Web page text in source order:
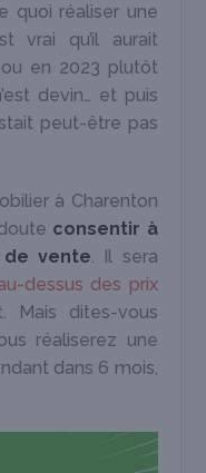
quoi réaliser une
vrai qu’il aurait
en 2023 plutôt
devin… et puis
peut-être pas
à Charenton
consentir à
vente. Il sera
dessus des prix
Mais dites-vous
réaliserez une
dans 6 mois,